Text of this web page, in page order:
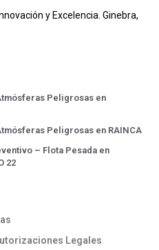
y Excelencia. Ginebra,
Peligrosas en
Peligrosas en RAINCA
– Flota Pesada en
22
Legales